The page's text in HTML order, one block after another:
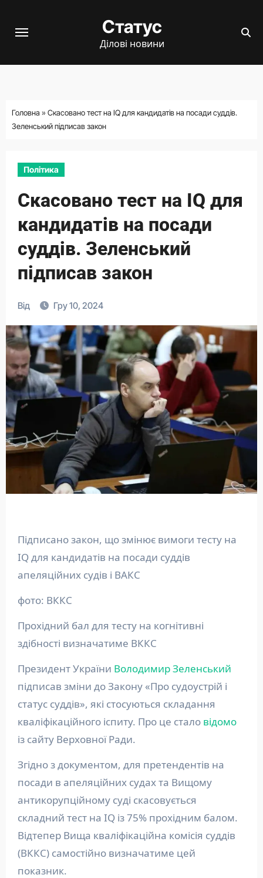
Статус
Ділові новини
Головна » Скасовано тест на IQ для кандидатів на посади суддів.
Зеленський підписав закон
Політика
Скасовано тест на IQ для
кандидатів на посади
суддів. Зеленський
підписав закон
Від Гру 10, 2024
Підписано закон, що змінює вимоги тесту на
IQ для кандидатів на посади суддів
апеляційних судів і ВАКС
фото: ВККС
Прохідний бал для тесту на когнітивні
здібності визначатиме ВККС
Президент України Володимир Зеленський
підписав зміни до Закону «Про судоустрій і
статус суддів», які стосуються складання
кваліфікаційного іспиту. Про це стало відомо
із сайту Верховної Ради.
Згідно з документом, для претендентів на
посади в апеляційних судах та Вищому
антикорупційному суді скасовується
складний тест на IQ із 75% прохідним балом.
Відтепер Вища кваліфікаційна комісія суддів
(ВККС) самостійно визначатиме цей
показник.